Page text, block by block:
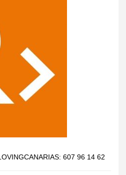
607 96 14 62